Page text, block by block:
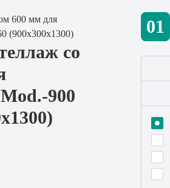
со
900
01